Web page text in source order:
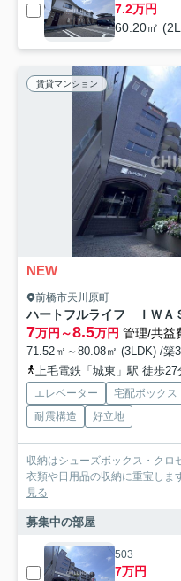
7.2万円
60.20㎡
賃貸マンション
NEW
前橋市天川原町
ハートフルライフ ＩＷ
7万円～8.5万円 管理/共益
71.52㎡～80.08㎡ (3LDK) /築
上毛電鉄「城東」駅 徒歩27
エレベーター 宅配ボックス
耐震構造
好立地
収納はシューズボックス・クロ
衣類や日用品の収納に重宝しま
見る
募集中の部屋
503
7万円